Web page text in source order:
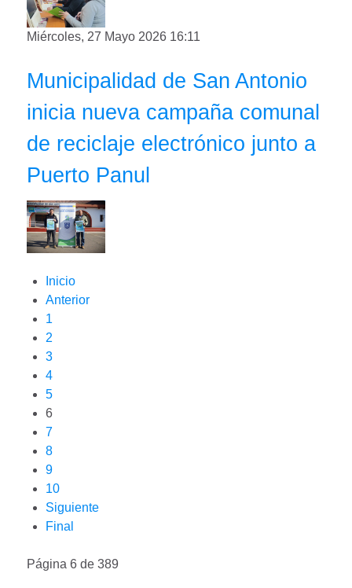
Miércoles, 27 Mayo 2026 16:11
Municipalidad de San Antonio
inicia nueva campaña comunal
de reciclaje electrónico junto a
Puerto Panul
Inicio
Anterior
1
2
3
4
5
6
7
8
9
10
Siguiente
Final
Página 6 de 389